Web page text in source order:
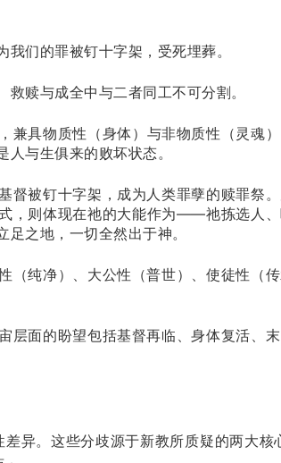
我们的罪被钉十字架，受死埋葬。
赎与成全中与二者同工不可分割。
兼具物质性（身体）与非物质性（灵魂
与生俱来的败坏状态。
督被钉十字架，成为人类罪孽的赎罪祭
，则体现在祂的大能作为——祂拣选人
之地，一切全然出于神。
（纯净）、大公性（普世）、使徒性（
层面的盼望包括基督再临、身体复活、
异。这些分歧源于新教所质疑的两大